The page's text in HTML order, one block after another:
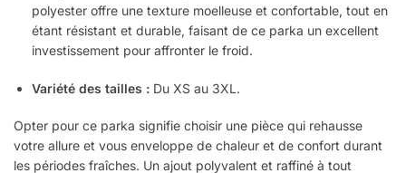
polyester offre une texture moelleuse et confortable, tout en
étant résistant et durable, faisant de ce parka un excellent
investissement pour affronter le froid.
Variété des tailles : Du XS au 3XL.
Opter pour ce parka signifie choisir une pièce qui rehausse
votre allure et vous enveloppe de chaleur et de confort durant
les périodes fraîches. Un ajout polyvalent et raffiné à tout